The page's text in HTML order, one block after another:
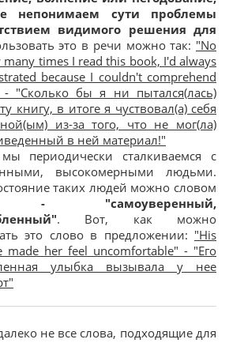
непонимаем сути проблемы
видимого решения для
это в речи можно так: "No
times I read this book, I'd always
because I couldn't comprehend
"Сколько бы я ни пытался(лась)
книгу, в итоге я чуствовал(а) себя
из-за того, что не мог(ла)
в ней материал!"
периодически сталкиваемся с
высокомерными людьми.
таких людей можно словом
- "самоуверенный,
. Вот, как можно
это слово в предложении: "His
made her feel uncomfortable" - "Его
улыбка вызывала у нее
не все слова, подходящие для